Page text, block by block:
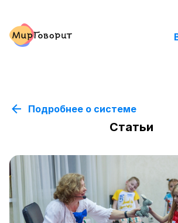
Подробнее о системе
Статьи